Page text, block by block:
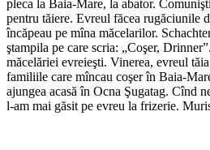
pleca la Baia-Mare, la abator.
pentru tăiere. Evreul făcea rugăciunile
încăpeau pe mîna măcelarilor.
ştampila pe care scria: „Coşer,
măcelăriei evreieşti. Vinerea, evreul
familiile care mîncau coşer în Baia-
ajungea acasă în Ocna Şugatag. Cînd
l-am mai găsit pe evreu la frizerie.